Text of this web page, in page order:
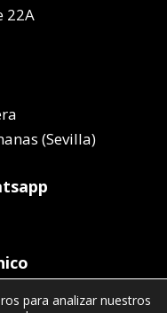
22A
(Sevilla)
para analizar nuestros